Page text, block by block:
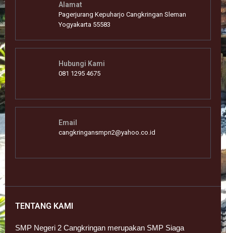
Alamat
Pagerjurang Kepuharjo Cangkringan Sleman
Yogyakarta 55583
Hubungi Kami
081 1295 4675
Email
cangkringansmpn2@yahoo.co.id
TENTANG KAMI
SMP Negeri 2 Cangkringan merupakan SMP Siaga